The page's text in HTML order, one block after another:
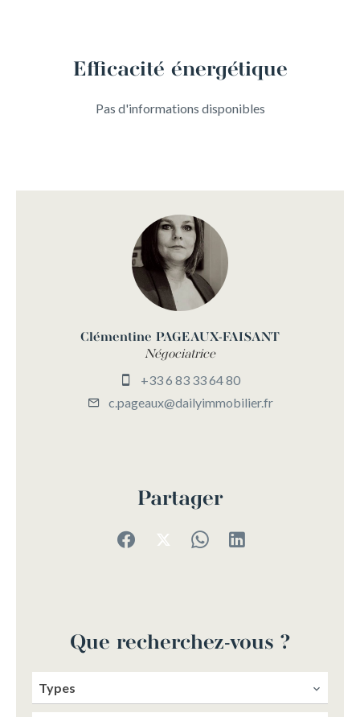
Efficacité énergétique
Pas d'informations disponibles
Clémentine PAGEAUX-FAISANT
Négociatrice
+33 6 83 33 64 80
c.pageaux@dailyimmobilier.fr
Partager
Que recherchez-vous ?
Types